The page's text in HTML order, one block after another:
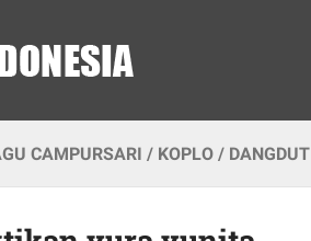
CAMPURSARI / KOPLO / DANGDUT